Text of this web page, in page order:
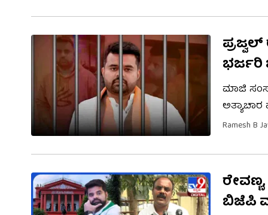
ಭರ್ಜರಿ
ಮಾಜಿ
ಅತ್ಯಾಚಾರ
ರೇವಣ್ಣ
ಮಾಡಿ
Ramesh B
ಬಿಜೆಪಿ